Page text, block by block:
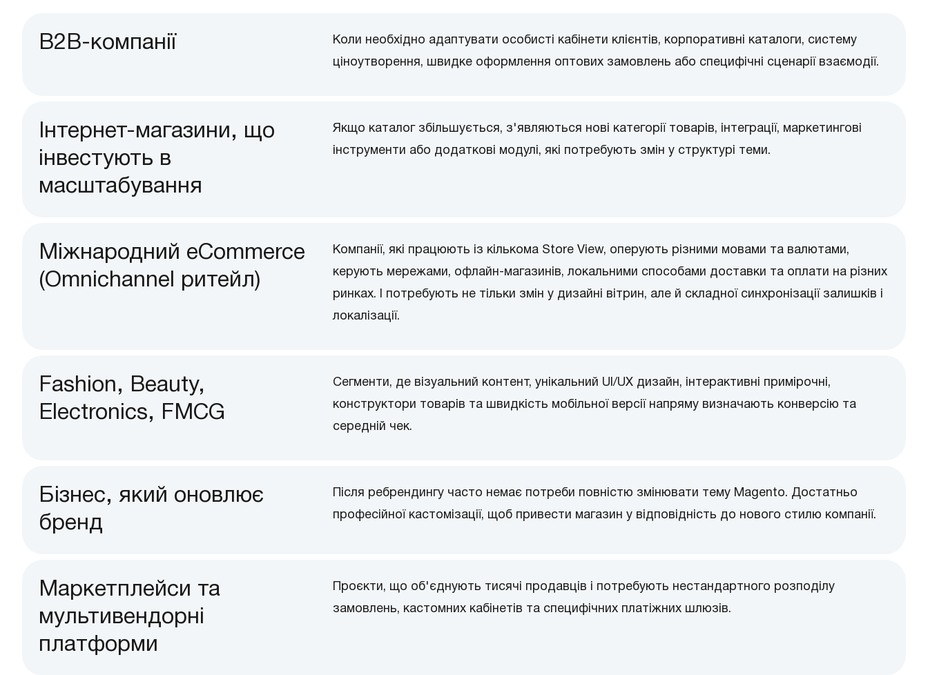
B2B-компанії
Коли необхідно адаптувати особисті кабінети клієнтів, корпоративні каталоги, систему
ціноутворення, швидке оформлення оптових замовлень або специфічні сценарії взаємодії.
Інтернет-магазини, що
інвестують в
масштабування
Якщо каталог збільшується, з'являються нові категорії товарів, інтеграції, маркетингові
інструменти або додаткові модулі, які потребують змін у структурі теми.
Міжнародний eCommerce
(Omnichannel ритейл)
Компанії, які працюють із кількома Store View, оперують різними мовами та валютами,
керують мережами, офлайн-магазинів, локальними способами доставки та оплати на різних
ринках. І потребують не тільки змін у дизайні вітрин, але й складної синхронізації залишків і
локалізації.
Fashion, Beauty,
Electronics, FMCG
Сегменти, де візуальний контент, унікальний UI/UX дизайн, інтерактивні примірочні,
конструктори товарів та швидкість мобільної версії напряму визначають конверсію та
середній чек.
Бізнес, який оновлює
бренд
Після ребрендингу часто немає потреби повністю змінювати тему Magento. Достатньо
професійної кастомізації, щоб привести магазин у відповідність до нового стилю компанії.
Маркетплейси та
мультивендорні
платформи
Проєкти, що об'єднують тисячі продавців і потребують нестандартного розподілу
замовлень, кастомних кабінетів та специфічних платіжних шлюзів.